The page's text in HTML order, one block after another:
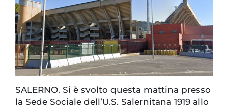
SALERNO. Si è svolto questa mattina presso
la Sede Sociale dell’U.S. Salernitana 1919 allo